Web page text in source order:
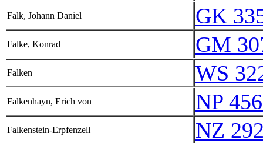
Falk, Johann Daniel GK
Falke, Konrad GM
Falken WS
Falkenhayn, Erich von NP
Falkenstein-Erpfenzell NZ